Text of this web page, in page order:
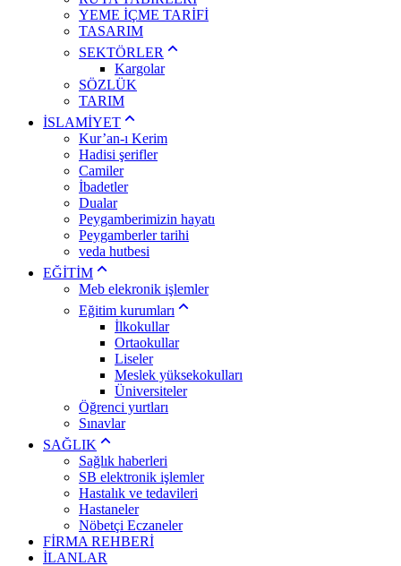
YEME İÇME TARİFİ
TASARIM
SEKTÖRLER
Kargolar
SÖZLÜK
TARIM
İSLAMİYET
Kur’an-ı Kerim
Hadisi şerifler
Camiler
İbadetler
Dualar
Peygamberimizin hayatı
Peygamberler tarihi
veda hutbesi
EĞİTİM
Meb elekronik işlemler
Eğitim kurumları
İlkokullar
Ortaokullar
Liseler
Meslek yüksekokulları
Üniversiteler
Öğrenci yurtları
Sınavlar
SAĞLIK
Sağlık haberleri
SB elektronik işlemler
Hastalık ve tedavileri
Hastaneler
Nöbetçi Eczaneler
FİRMA REHBERİ
İLANLAR